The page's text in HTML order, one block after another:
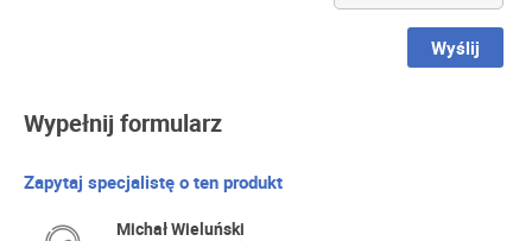
Wyślij
Wypełnij formularz
Zapytaj specjalistę o ten produkt
Michał Wieluński